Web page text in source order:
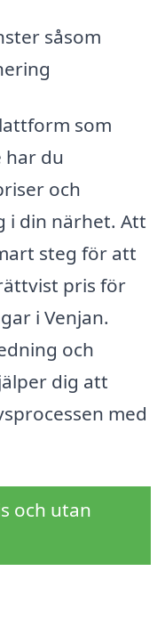
såsom
som
du
och
i din närhet. Att
steg för att
pris för
i Venjan.
och
dig att
med
och utan